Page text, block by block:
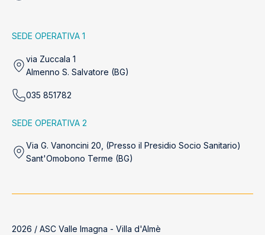
SEDE OPERATIVA 1
via Zuccala 1
Almenno S. Salvatore (BG)
035 851782
SEDE OPERATIVA 2
Via G. Vanoncini 20, (Presso il Presidio Socio Sanitario)
Sant'Omobono Terme (BG)
2026 / ASC Valle Imagna - Villa d'Almè